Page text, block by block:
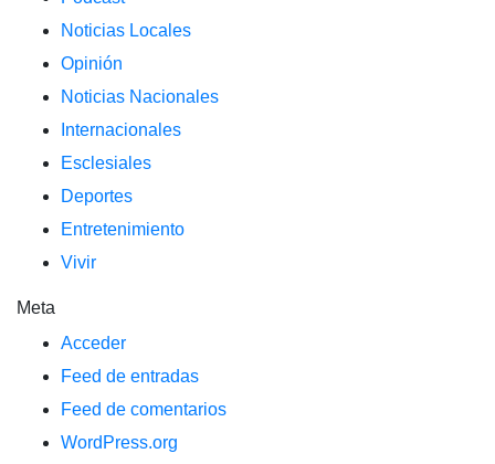
Noticias Locales
Opinión
Noticias Nacionales
Internacionales
Esclesiales
Deportes
Entretenimiento
Vivir
Meta
Acceder
Feed de entradas
Feed de comentarios
WordPress.org